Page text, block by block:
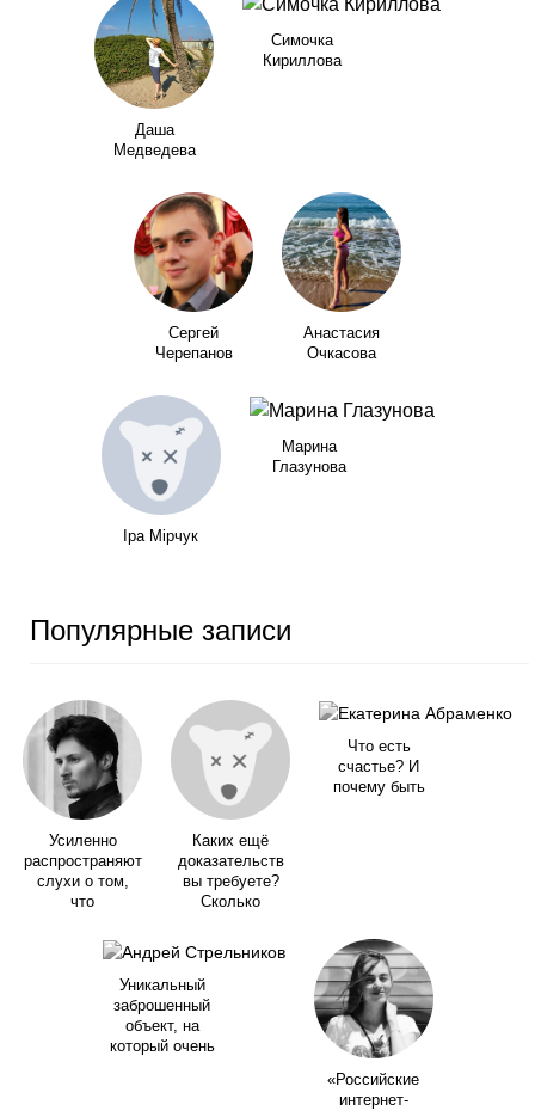
Даша
Медведева
Симочка
Кириллова
Сергей
Черепанов
Анастасия
Очкасова
Іра Мірчук
Марина
Глазунова
Популярные записи
Усиленно
распространяют
слухи о том,
что
Каких ещё
доказательств
вы требуете?
Сколько
Что есть
счастье? И
почему быть
Уникальный
заброшенный
объект, на
который очень
«Российские
интернет-